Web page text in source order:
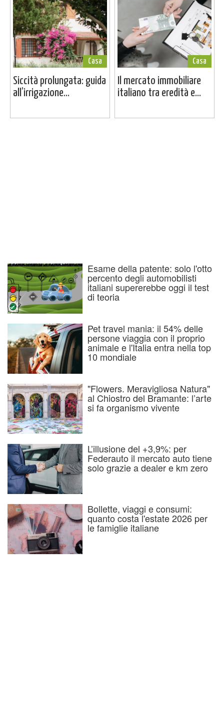
Casa
Siccità prolungata: guida
all’irrigazione...
Casa
Il mercato immobiliare
italiano tra eredità e...
Esame della patente: solo l'otto
percento degli automobilisti
italiani supererebbe oggi il test
di teoria
Pet travel mania: il 54% delle
persone viaggia con il proprio
animale e l'Italia entra nella top
10 mondiale
"Flowers. Meravigliosa Natura"
al Chiostro del Bramante: l’arte
si fa organismo vivente
L’illusione del +3,9%: per
Federauto il mercato auto tiene
solo grazie a dealer e km zero
Bollette, viaggi e consumi:
quanto costa l'estate 2026 per
le famiglie italiane